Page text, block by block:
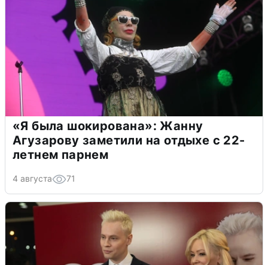
«Я была шокирована»: Жанну
Агузарову заметили на отдыхе с 22-
летнем парнем
4 августа 71